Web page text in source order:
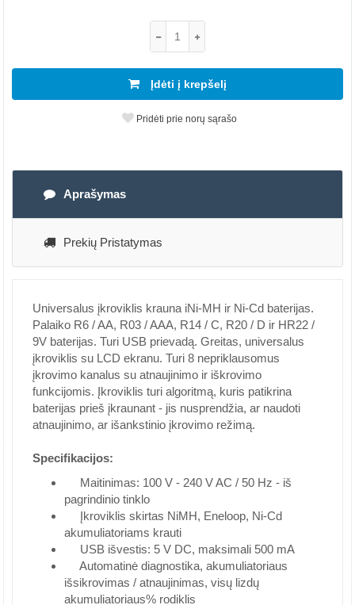
Įdėti į krepšelį
Pridėti prie norų sąrašo
Aprašymas
Prekių Pristatymas
Universalus įkroviklis krauna iNi-MH ir Ni-Cd baterijas.
Palaiko R6 / AA, R03 / AAA, R14 / C, R20 / D ir HR22 /
9V baterijas. Turi USB prievadą. Greitas, universalus
įkroviklis su LCD ekranu. Turi 8 nepriklausomus
įkrovimo kanalus su atnaujinimo ir iškrovimo
funkcijomis. Įkroviklis turi algoritmą, kuris patikrina
baterijas prieš įkraunant - jis nusprendžia, ar naudoti
atnaujinimo, ar išankstinio įkrovimo režimą.
Specifikacijos:
Maitinimas: 100 V - 240 V AC / 50 Hz - iš
pagrindinio tinklo
Įkroviklis skirtas NiMH, Eneloop, Ni-Cd
akumuliatoriams krauti
USB išvestis: 5 V DC, maksimali 500 mA
Automatinė diagnostika, akumuliatoriaus
išsikrovimas / atnaujinimas, visų lizdų
akumuliatoriaus% rodiklis